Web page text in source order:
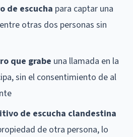
de escucha para captar una
otras dos personas sin
que grabe una llamada en la
sin el consentimiento de al
de escucha clandestina
de otra persona, lo